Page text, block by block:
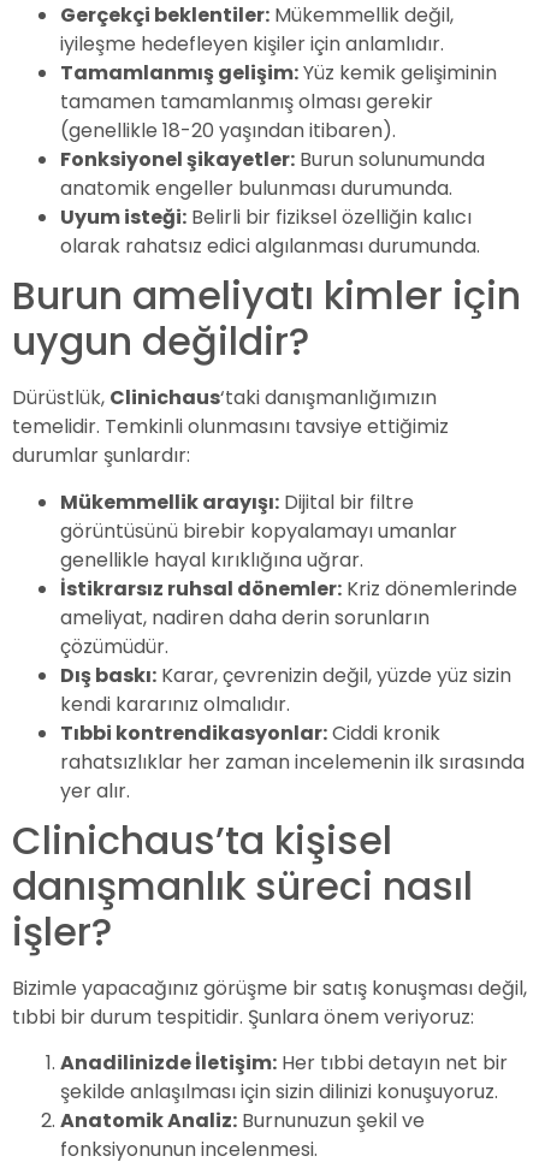
Gerçekçi beklentiler: Mükemmellik değil,
iyileşme hedefleyen kişiler için anlamlıdır.
Tamamlanmış gelişim:Yüz kemik gelişiminin
tamamen tamamlanmış olması gerekir
(genellikle 18-20 yaşından itibaren).
Fonksiyonel şikayetler: Burun solunumunda
anatomik engeller bulunması durumunda.
Uyum isteği: Belirli bir fiziksel özelliğin kalıcı
olarak rahatsız edici algılanması durumunda.
Burun ameliyatı kimler için
uygun değildir?
Dürüstlük, Clinichaus‘taki danışmanlığımızın
temelidir. Temkinli olunmasını tavsiye ettiğimiz
durumlar şunlardır:
Mükemmellik arayışı: Dijital bir filtre
görüntüsünü birebir kopyalamayı umanlar
genellikle hayal kırıklığına uğrar.
İstikrarsız ruhsal dönemler: Kriz dönemlerinde
ameliyat, nadiren daha derin sorunların
çözümüdür.
Dış baskı: Karar, çevrenizin değil, yüzde yüz sizin
kendi kararınız olmalıdır.
Tıbbi kontrendikasyonlar:Ciddi kronik
rahatsızlıklar her zaman incelemenin ilk sırasında
yer alır.
Clinichaus’ta kişisel
danışmanlık süreci nasıl
işler?
Bizimle yapacağınız görüşme bir satış konuşması değil,
tıbbi bir durum tespitidir. Şunlara önem veriyoruz:
Anadilinizde İletişim: Her tıbbi detayın net bir
şekilde anlaşılması için sizin dilinizi konuşuyoruz.
Anatomik Analiz: Burnunuzun şekil ve
fonksiyonunun incelenmesi.